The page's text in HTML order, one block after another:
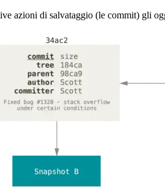
azioni di salvataggio (le commit) gli